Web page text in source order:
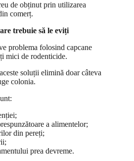
de obținut prin utilizarea
comerț.
trebuie să le eviți
problema folosind capcane
mici de rodenticide.
soluții elimină doar câteva
colonia.
a alimentelor;
din pereți;
prea devreme.